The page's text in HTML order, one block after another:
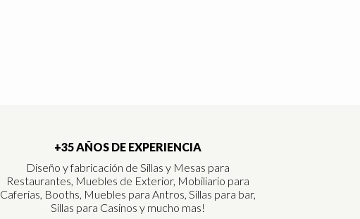
+35 AÑOS DE EXPERIENCIA
Diseño y fabricación de Sillas y Mesas para
Restaurantes, Muebles de Exterior, Mobiliario para
Caferias, Booths, Muebles para Antros, Sillas para bar,
Sillas para Casinos y mucho mas!